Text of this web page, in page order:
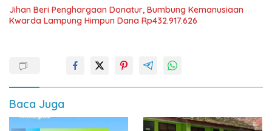
Jihan Beri Penghargaan Donatur, Bumbung Kemanusiaan
Kwarda Lampung Himpun Dana Rp432.917.626
Baca Juga